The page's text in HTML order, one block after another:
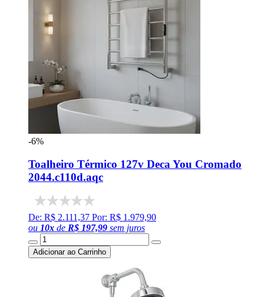
-6%
Toalheiro Térmico 127v Deca You Cromado
2044.c110d.aqc
De: R$ 2.111,37 Por: R$ 1.979,90
ou 10x de R$ 197,99 sem juros
Adicionar ao Carrinho